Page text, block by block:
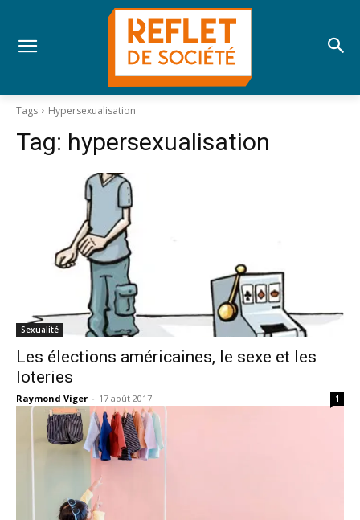
Tags Hypersexualisation
Tag: hypersexualisation
Sexualité
Les élections américaines, le sexe et les
loteries
Raymond Viger - 17 août 2017 1